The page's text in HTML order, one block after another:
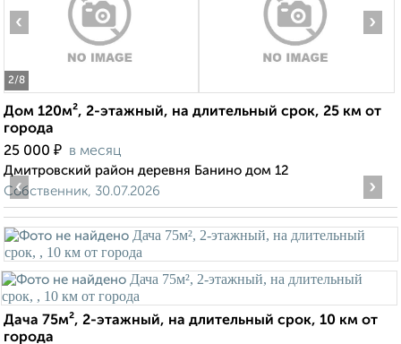
2/8
‹ ›
Дом 120м², 2-этажный, на длительный срок, 25 км от
города
25 000 ₽ в месяц
Дмитровский район деревня Банино дом 12
Собственник, 30.07.2026
‹ ›
Дача 75м², 2-этажный, на длительный срок, 10 км от
города